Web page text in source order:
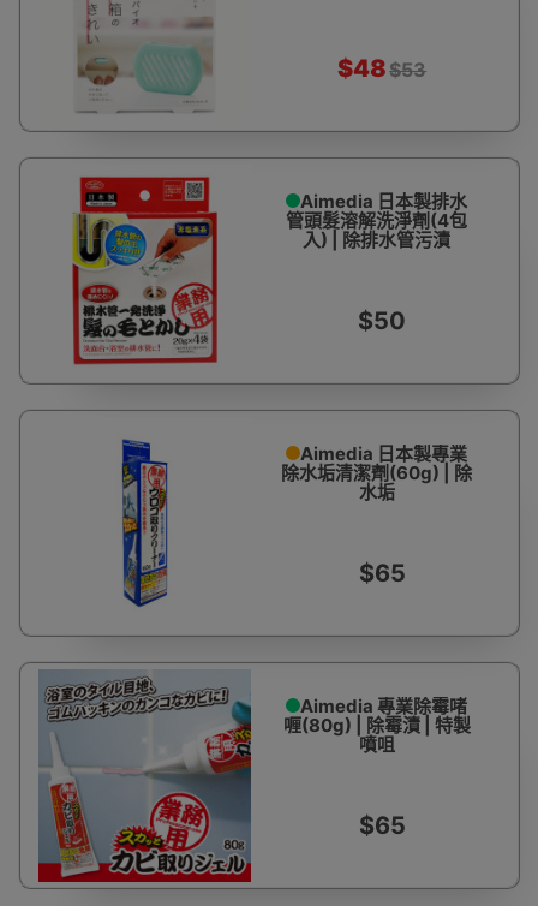
$48$53
Aimedia 日本製排水
管頭髮溶解洗淨劑(4包
入) | 除排水管污漬
$50
Aimedia 日本製專業
除水垢清潔劑(60g) | 除
水垢
$65
Aimedia 專業除霉啫
喱(80g) | 除霉漬 | 特製
噴咀
$65